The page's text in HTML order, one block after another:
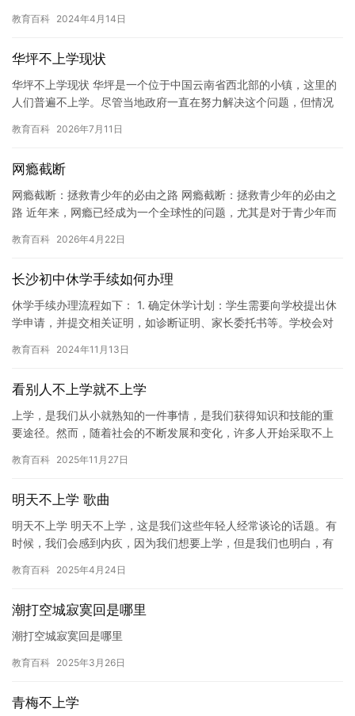
移，我…
教育百科 2024年4月14日
华坪不上学现状
华坪不上学现状 华坪是一个位于中国云南省西北部的小镇，这里的
人们普遍不上学。尽管当地政府一直在努力解决这个问题，但情况
的…
教育百科 2026年7月11日
网瘾截断
网瘾截断：拯救青少年的必由之路 网瘾截断：拯救青少年的必由之
路 近年来，网瘾已经成为一个全球性的问题，尤其是对于青少年而
至…
教育百科 2026年4月22日
长沙初中休学手续如何办理
休学手续办理流程如下： 1. 确定休学计划：学生需要向学校提出休
学申请，并提交相关证明，如诊断证明、家长委托书等。学校会对
教育百科 2024年11月13日
看别人不上学就不上学
上学，是我们从小就熟知的一件事情，是我们获得知识和技能的重
要途径。然而，随着社会的不断发展和变化，许多人开始采取不上
统…
教育百科 2025年11月27日
明天不上学 歌曲
明天不上学 明天不上学，这是我们这些年轻人经常谈论的话题。有
时候，我们会感到内疚，因为我们想要上学，但是我们也明白，有
教育百科 2025年4月24日
潮打空城寂寞回是哪里
潮打空城寂寞回是哪里
教育百科 2025年3月26日
青梅不上学